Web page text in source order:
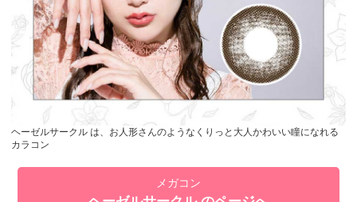
ヘーゼルサークル は、お人形さんのようなくりっと大人かわいい瞳になれる
カラコン
メガコン